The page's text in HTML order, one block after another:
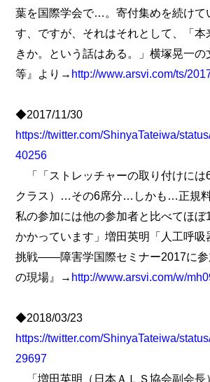
葉を国際学会で…。寄付集めを続けて
す、ですが、それはそれとして、「本
きか。という話はある。」横塚晃一
等』より→ http://www.arsvi.com/ts/
◆2017/11/30
https://twitter.com/ShinyaTateiwa/
40256
「「ストレッチャーの取り付けには
クラス）…その6席分…しかも…正規料
私の参加には他の参加者と比べてほ
かかっています」増田英明「人工呼吸
挑戦――障害学国際セミナー2017に参
の現場』→ http://www.arsvi.com/w/
◆2018/03/23
https://twitter.com/ShinyaTateiwa/
29697
「増田英明（日本ＡＬＳ協会副会長